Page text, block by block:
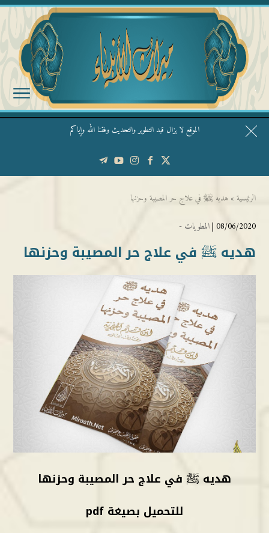
الموقع لا يزال قيد التطوير والتحديث وفقنا الله وإياكم
قال الشيخ ربيع وفقه الله: نحن ليس عندنا تقديس الأشخاص
الرئيسية » هديه ﷺ في علاج حر المصيبة وحزنها
08/06/2020 | المطويات -
هديه ﷺ في علاج حر المصيبة وحزنها
هديه ﷺ في علاج حر المصيبة وحزنها
للتحميل بصيغة pdf